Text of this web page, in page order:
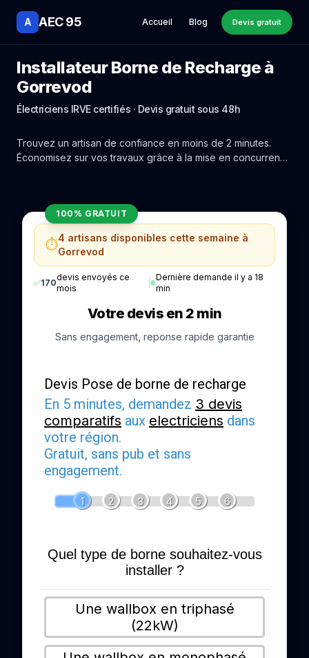
A AEC 95 Accueil Blog Devis gratuit
Installateur Borne de Recharge à
Gorrevod
Électriciens IRVE certifiés · Devis gratuit sous 48h
Trouvez un artisan de confiance en moins de 2 minutes.
Économisez sur vos travaux grâce à la mise en concurrence
100% GRATUIT
⏱️4 artisans disponibles cette semaine à
Gorrevod
✅170
devis envoyés ce
mois
Dernière demande il y a 18
min
Votre devis en 2 min
Sans engagement, reponse rapide garantie
Devis Pose de borne de recharge
En 5 minutes, demandez 3 devis
comparatifs aux electriciens dans
votre région.
Gratuit, sans pub et sans
engagement.
1 2 3 4 5 6
Quel type de borne souhaitez-vous
installer ?
Une wallbox en triphasé
(22kW)